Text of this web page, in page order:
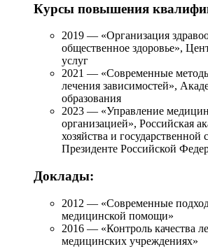
Курсы повышения
2019 — «Организация
общественное здоровье»,
услуг
2021 — «Современные
лечения зависимостей»,
образования
2023 — «Управление
организацией», Российская
хозяйства и
Президенте Российской
Доклады:
2012 — «Современные
медицинской помощи»
2016 — «Контроль качества
медицинских учреждениях»